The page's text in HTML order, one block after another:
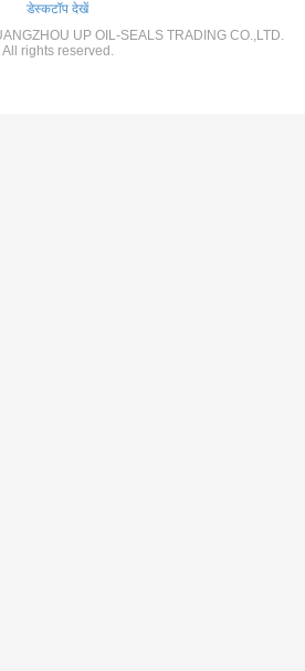
डेस्कटॉप देखें
UP OIL-SEALS TRADING CO.,LTD.
All rights reserved.